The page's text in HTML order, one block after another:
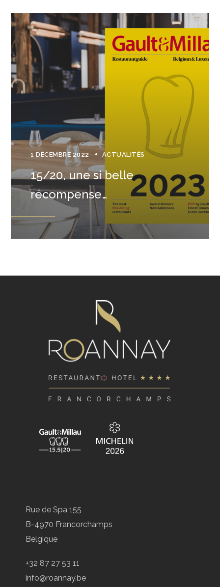
1 DÉCEMBRE 2022 ACTUALITÉS
15/20, une si belle
récompense…
Rue de Spa 155
B-4970 Francorchamps
Belgique
+32 87 27 53 11
info@roannay.be